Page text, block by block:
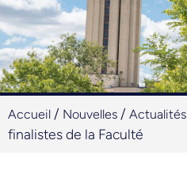
Accueil / Nouvelles / Actualités
finalistes de la Faculté